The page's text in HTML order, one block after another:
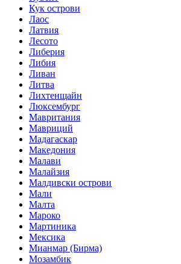
Кук острови
Лаос
Латвия
Лесото
Либерия
Либия
Ливан
Литва
Лихтенщайн
Люксембург
Мавритания
Мавриций
Мадагаскар
Македония
Малави
Малайзия
Малдивски острови
Мали
Малта
Мароко
Мартиника
Мексика
Мианмар (Бирма)
Мозамбик